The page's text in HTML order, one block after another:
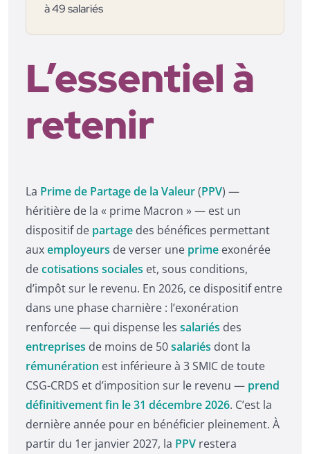
à 49 salariés
L’essentiel à
retenir
La Prime de Partage de la Valeur(PPV) —
héritière de la « prime Macron » — est un
dispositif de partage des bénéfices permettant
auxemployeurs de verser une prime exonérée
decotisations sociales et, sous conditions,
d’impôt sur le revenu. En 2026, ce dispositif entre
dans une phase charnière : l’exonération
renforcée — qui dispense les salariés des
entreprises de moins de 50salariés dont la
rémunération est inférieure à 3 SMIC de toute
CSG-CRDS et d’imposition sur le revenu — prend
définitivement fin le 31 décembre 2026. C’est la
dernière année pour en bénéficier pleinement. À
partir du 1er janvier 2027, la PPV restera